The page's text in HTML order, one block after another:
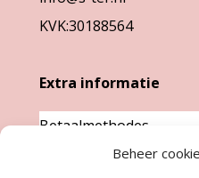
Beheer
KVK:30188564
Extra informatie
Betaalmethodes
Garantie & klachten